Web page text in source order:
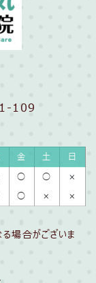
1-109
金 土
日
◯ ◯
×
◯ × ×
場合がございま